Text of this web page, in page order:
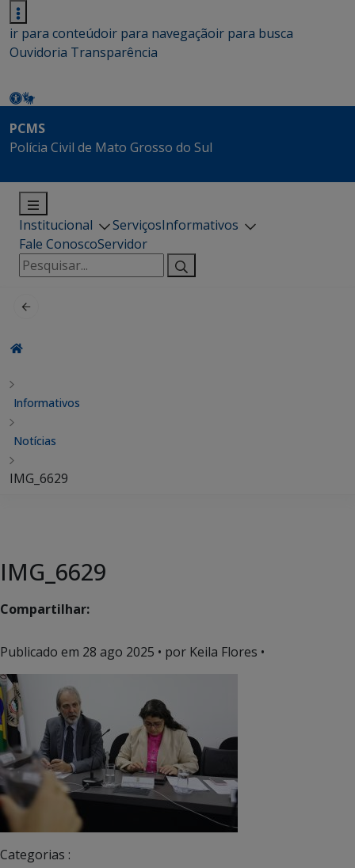
ir para conteúdoir para navegaçãoir para busca
Ouvidoria Transparência
PCMS
Polícia Civil de Mato Grosso do Sul
Institucional ServiçosInformativos
Fale ConoscoServidor
Pesquisar
por:
Informativos
Notícias
IMG_6629
IMG_6629
Compartilhar:
Publicado em 28 ago 2025 • por Keila Flores •
Categorias :